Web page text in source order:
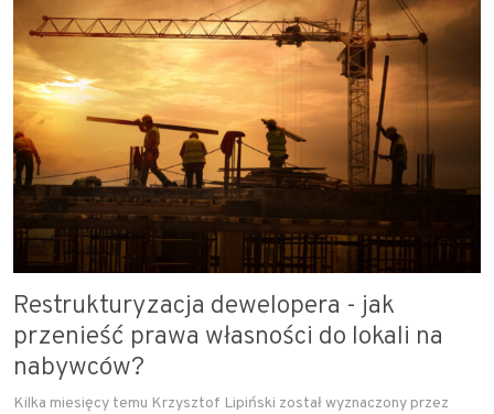
Restrukturyzacja dewelopera - jak
przenieść prawa własności do lokali na
nabywców?
Kilka miesięcy temu Krzysztof Lipiński został wyznaczony przez